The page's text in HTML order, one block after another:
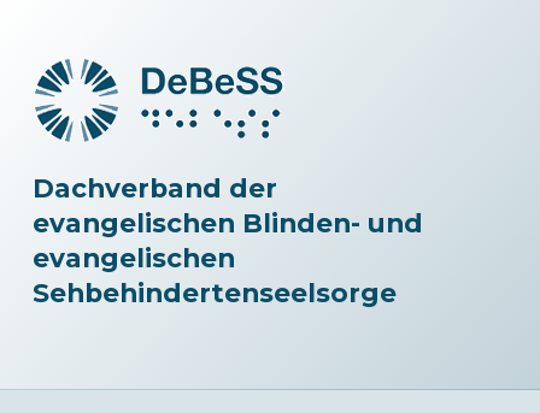
Dachverband der
evangelischen Blinden- und
evangelischen
Sehbehindertenseelsorge